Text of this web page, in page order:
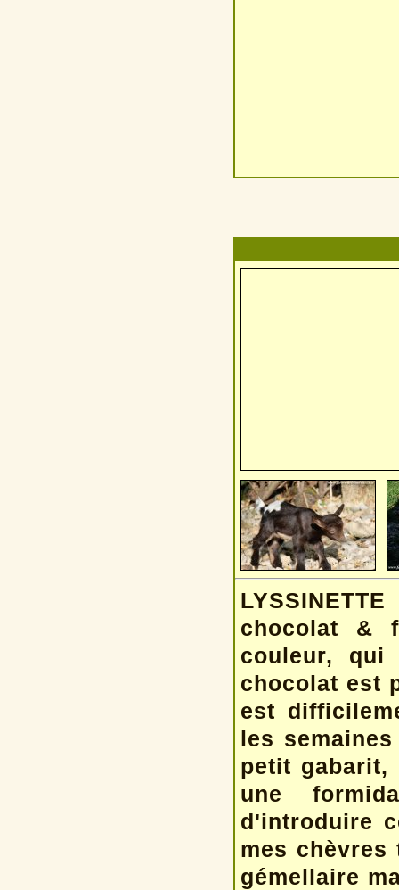
chocolat &
couleur,
chocolat est
est
les
petit gabarit,
une
d'introduire
mes chèvres
gémellaire